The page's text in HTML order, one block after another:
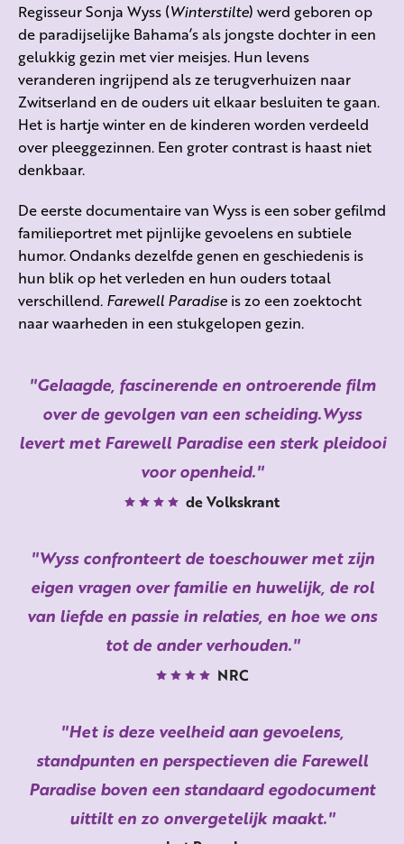
Regisseur Sonja Wyss (Winterstilte) werd geboren op
de paradijselijke Bahama’s als jongste dochter in een
gelukkig gezin met vier meisjes. Hun levens
veranderen ingrijpend als ze terugverhuizen naar
Zwitserland en de ouders uit elkaar besluiten te gaan.
Het is hartje winter en de kinderen worden verdeeld
over pleeggezinnen. Een groter contrast is haast niet
denkbaar.
De eerste documentaire van Wyss is een sober gefilmd
familieportret met pijnlijke gevoelens en subtiele
humor. Ondanks dezelfde genen en geschiedenis is
hun blik op het verleden en hun ouders totaal
verschillend. Farewell Paradise is zo een zoektocht
naar waarheden in een stukgelopen gezin.
Gelaagde, fascinerende en ontroerende film
over de gevolgen van een scheiding.Wyss
levert met Farewell Paradise een sterk pleidooi
voor openheid.
de Volkskrant
Wyss confronteert de toeschouwer met zijn
eigen vragen over familie en huwelijk, de rol
van liefde en passie in relaties, en hoe we ons
tot de ander verhouden.
NRC
Het is deze veelheid aan gevoelens,
standpunten en perspectieven die Farewell
Paradise boven een standaard egodocument
uittilt en zo onvergetelijk maakt.